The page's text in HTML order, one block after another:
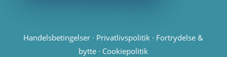
Handelsbetingelser · Privatlivspolitik · Fortrydelse &
bytte · Cookiepolitik